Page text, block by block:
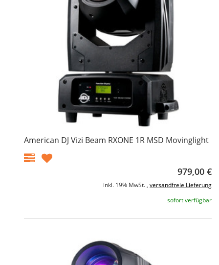
American DJ Vizi Beam RXONE 1R MSD Movinglight
979,00 €
inkl. 19% MwSt. , versandfreie Lieferung
sofort verfügbar